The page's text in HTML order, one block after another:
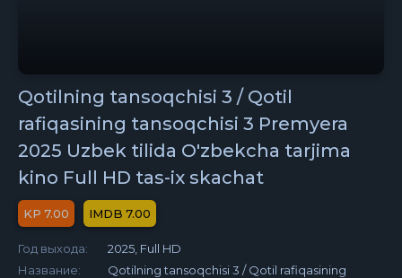
Qotilning tansoqchisi 3 / Qotil
rafiqasining tansoqchisi 3 Premyera
2025 Uzbek tilida O'zbekcha tarjima
kino Full HD tas-ix skachat
7.00 7.00
Год выхода:
2025, Full HD
Название:
Qotilning tansoqchisi 3 / Qotil rafiqasining